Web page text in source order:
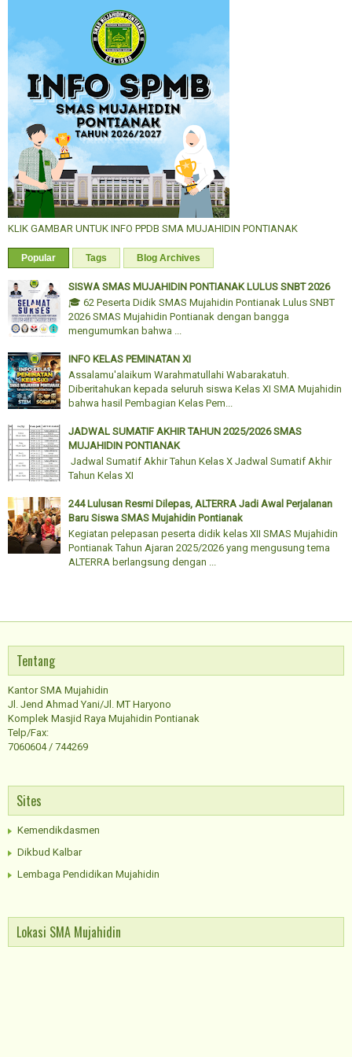
KLIK GAMBAR UNTUK INFO PPDB SMA MUJAHIDIN PONTIANAK
Popular Tags Blog Archives
SISWA SMAS MUJAHIDIN PONTIANAK LULUS SNBT 2026
🎓 62 Peserta Didik SMAS Mujahidin Pontianak Lulus SNBT
2026 SMAS Mujahidin Pontianak dengan bangga
mengumumkan bahwa ...
INFO KELAS PEMINATAN XI
Assalamu'alaikum Warahmatullahi Wabarakatuh.
Diberitahukan kepada seluruh siswa Kelas XI SMA Mujahidin
bahwa hasil Pembagian Kelas Pem...
JADWAL SUMATIF AKHIR TAHUN 2025/2026 SMAS
MUJAHIDIN PONTIANAK
Jadwal Sumatif Akhir Tahun Kelas X Jadwal Sumatif Akhir
Tahun Kelas XI
244 Lulusan Resmi Dilepas, ALTERRA Jadi Awal Perjalanan
Baru Siswa SMAS Mujahidin Pontianak
Kegiatan pelepasan peserta didik kelas XII SMAS Mujahidin
Pontianak Tahun Ajaran 2025/2026 yang mengusung tema
ALTERRA berlangsung dengan ...
Tentang
Kantor SMA Mujahidin
Jl. Jend Ahmad Yani/Jl. MT Haryono
Komplek Masjid Raya Mujahidin Pontianak
Telp/Fax:
7060604 / 744269
Sites
Kemendikdasmen
Dikbud Kalbar
Lembaga Pendidikan Mujahidin
Lokasi SMA Mujahidin